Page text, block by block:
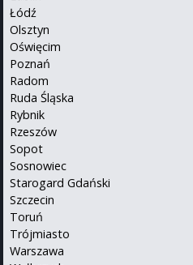
Łódź
Olsztyn
Oświęcim
Poznań
Radom
Ruda Śląska
Rybnik
Rzeszów
Sopot
Sosnowiec
Starogard Gdański
Szczecin
Toruń
Trójmiasto
Warszawa